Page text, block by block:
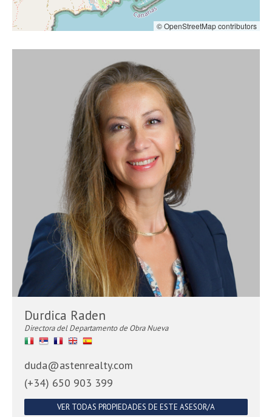
© OpenStreetMap contributors
Durdica Raden
Directora del Departamento de Obra Nueva
duda@astenrealty.com
(+34) 650 903 399
VER TODAS PROPIEDADES DE ESTE ASESOR/A